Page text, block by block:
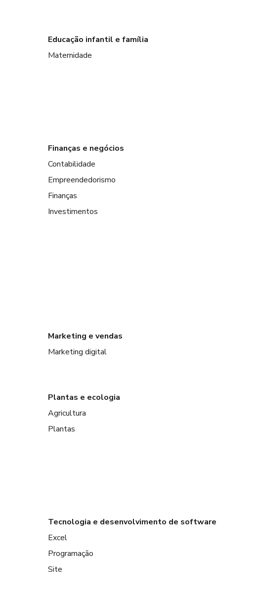
Educação infantil e família
Maternidade
Finanças e negócios
Contabilidade
Empreendedorismo
Finanças
Investimentos
Marketing e vendas
Marketing digital
Plantas e ecologia
Agricultura
Plantas
Tecnologia e desenvolvimento de software
Excel
Programação
Site